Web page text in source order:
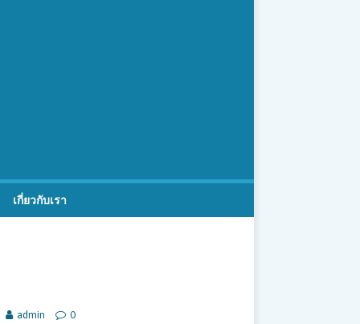
เกี่ยวกับเรา
admin 0